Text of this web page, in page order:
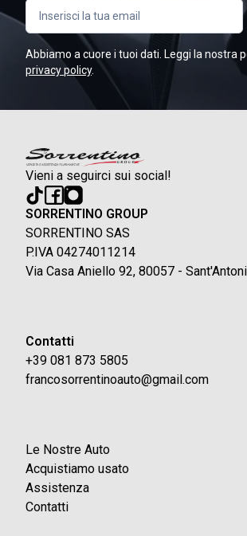
Abbiamo a cuore i tuoi dati. Leggi la nostra
privacy policy.
Vieni a seguirci sui social!
SORRENTINO GROUP
SORRENTINO SAS
P.IVA 04274011214
Via Casa Aniello 92, 80057 -
Contatti
+39 081 873 5805
francosorrentinoauto@gmail.com
Le Nostre Auto
Acquistiamo usato
Assistenza
Contatti